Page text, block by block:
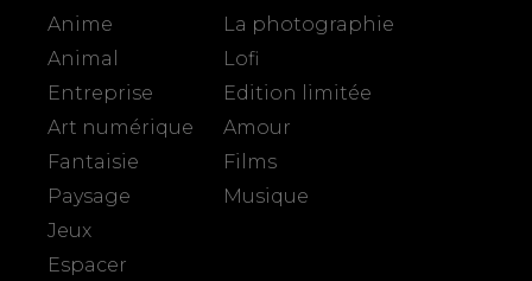
Anime
Animal
Entreprise
Art numérique
Fantaisie
Paysage
Jeux
La photographie
Lofi
Edition limitée
Amour
Films
Musique
Espacer